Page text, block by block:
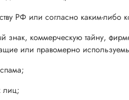
РФ или согласно каким-либо
знак, коммерческую тайну,
или правомерно
лиц;